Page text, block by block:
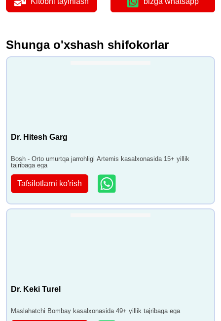
Shunga o'xshash shifokorlar
Dr. Hitesh Garg
Bosh - Orto umurtqa jarrohligi Artemis kasalxonasida 15+ yillik
tajribaga ega
Tafsilotlarni ko'rish
Dr. Keki Turel
Maslahatchi Bombay kasalxonasida 49+ yillik tajribaga ega